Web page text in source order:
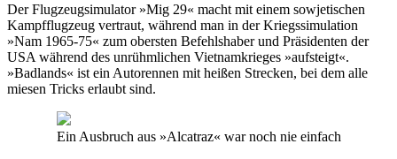
Der Flugzeugsimulator »Mig 29« macht mit einem sowjetischen
Kampfflugzeug vertraut, während man in der Kriegssimulation
»Nam 1965-75« zum obersten Befehlshaber und Präsidenten der
USA während des unrühmlichen Vietnamkrieges »aufsteigt«.
»Badlands« ist ein Autorennen mit heißen Strecken, bei dem alle
miesen Tricks erlaubt sind.
Ein Ausbruch aus »Alcatraz« war noch nie einfach